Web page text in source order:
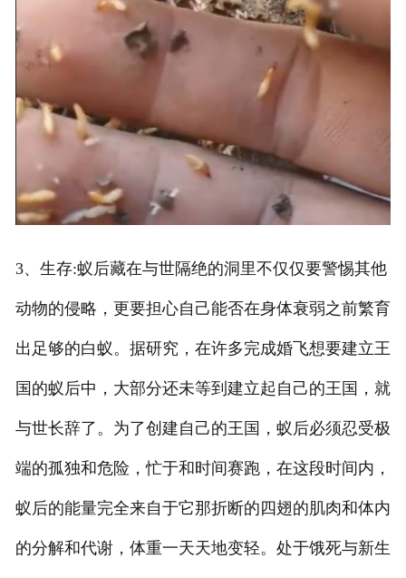
3、生存:蚁后藏在与世隔绝的洞里不仅仅要警惕其他
动物的侵略，更要担心自己能否在身体衰弱之前繁育
出足够的白蚁。据研究，在许多完成婚飞想要建立王
国的蚁后中，大部分还未等到建立起自己的王国，就
与世长辞了。为了创建自己的王国，蚁后必须忍受极
端的孤独和危险，忙于和时间赛跑，在这段时间内，
蚁后的能量完全来自于它那折断的四翅的肌肉和体内
的分解和代谢，体重一天天地变轻。处于饿死与新生